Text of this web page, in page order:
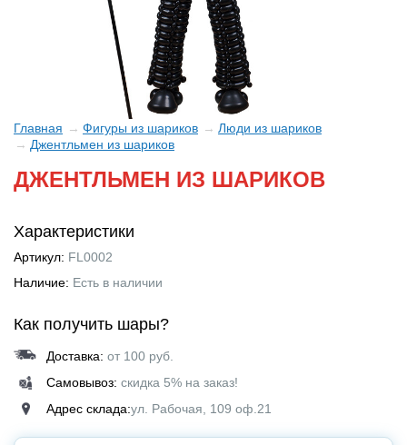
Главная Фигуры из шариков
Люди из шариков
Джентльмен из шариков
ДЖЕНТЛЬМЕН ИЗ ШАРИКОВ
Характеристики
Артикул: FL0002
Наличие: Есть в наличии
Как получить шары?
Доставка: от 100 руб.
Самовывоз: скидка 5% на заказ!
Адрес склада:ул. Рабочая, 109 оф.21